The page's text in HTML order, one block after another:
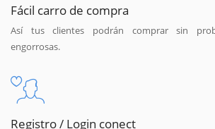
Fácil carro de compra
Así tus clientes podrán comprar sin
engorrosas.
Registro / Login conect